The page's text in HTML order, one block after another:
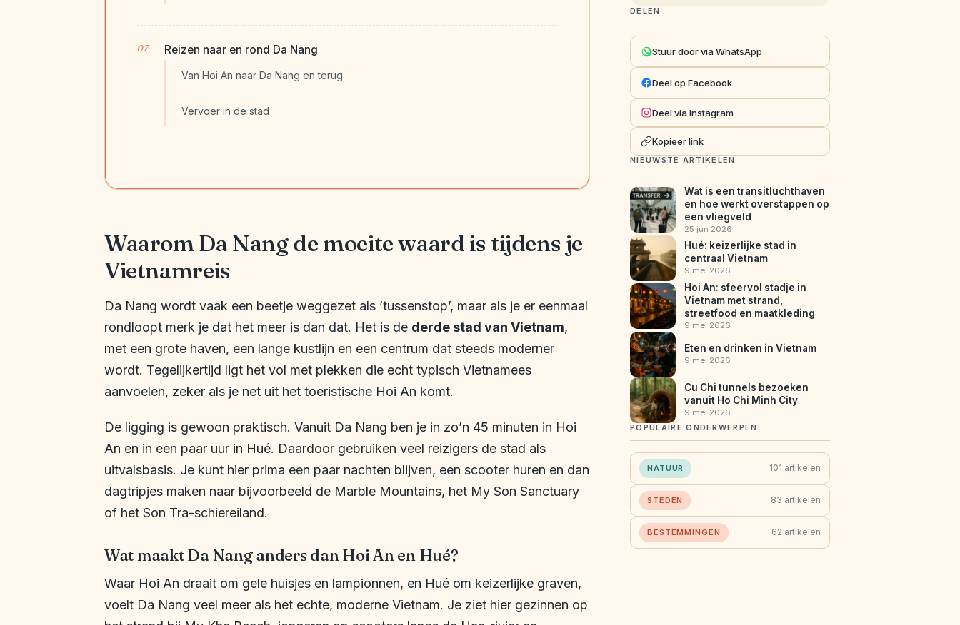
Reizen naar en rond Da Nang
Van Hoi An naar Da Nang en terug
Vervoer in de stad
Waarom Da Nang de moeite waard is tijdens je
Vietnamreis
Da Nang wordt vaak een beetje weggezet als ’tussenstop’, maar als je er eenmaal
rondloopt merk je dat het meer is dan dat. Het is de derde stad van Vietnam,
met een grote haven, een lange kustlijn en een centrum dat steeds moderner
wordt. Tegelijkertijd ligt het vol met plekken die echt typisch Vietnamees
aanvoelen, zeker als je net uit het toeristische Hoi An komt.
De ligging is gewoon praktisch. Vanuit Da Nang ben je in zo’n 45 minuten in Hoi
An en in een paar uur in Hué. Daardoor gebruiken veel reizigers de stad als
uitvalsbasis. Je kunt hier prima een paar nachten blijven, een scooter huren en dan
dagtripjes maken naar bijvoorbeeld de Marble Mountains, het My Son Sanctuary
of het Son Tra-schiereiland.
Wat maakt Da Nang anders dan Hoi An en Hué?
Waar Hoi An draait om gele huisjes en lampionnen, en Hué om keizerlijke graven,
voelt Da Nang veel meer als het echte, moderne Vietnam. Je ziet hier gezinnen op
DELEN
Stuur door via WhatsApp
Deel op Facebook
Deel via Instagram
Kopieer link
NIEUWSTE ARTIKELEN
Wat is een transitluchthaven
en hoe werkt overstappen op
een vliegveld
25 jun 2026
Hué: keizerlijke stad in
centraal Vietnam
9 mei 2026
Hoi An: sfeervol stadje in
Vietnam met strand,
streetfood en maatkleding
9 mei 2026
Eten en drinken in Vietnam
9 mei 2026
Cu Chi tunnels bezoeken
vanuit Ho Chi Minh City
9 mei 2026
POPULAIRE ONDERWERPEN
NATUUR 101 artikelen
STEDEN 83 artikelen
BESTEMMINGEN 62 artikelen